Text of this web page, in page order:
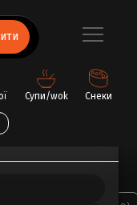
Супи/wok Снеки
в ікрі